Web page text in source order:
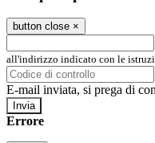
button close ×
all'indirizzo indicato con le
E-mail inviata, si prega di
Errore